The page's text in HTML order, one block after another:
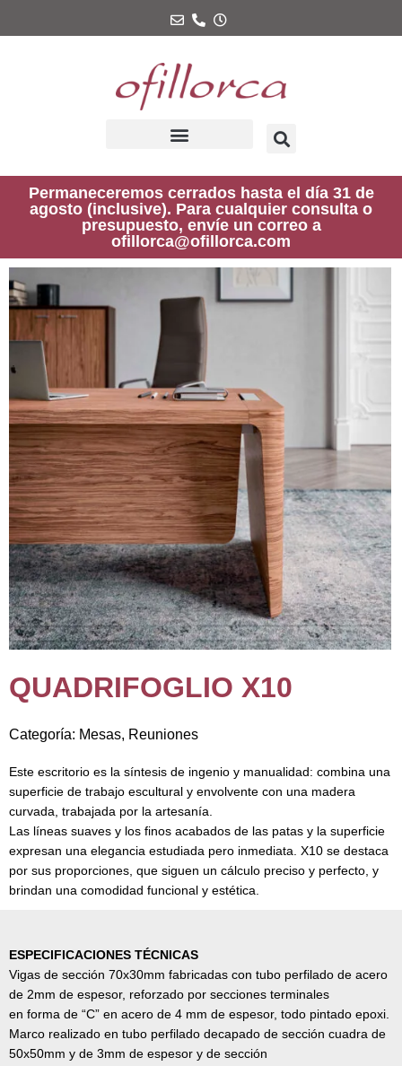
Permaneceremos cerrados hasta el día 31 de
agosto (inclusive). Para cualquier consulta o
presupuesto, envíe un correo a
ofillorca@ofillorca.com
QUADRIFOGLIO X10
Categoría: Mesas, Reuniones
Este escritorio es la síntesis de ingenio y manualidad: combina una
superficie de trabajo escultural y envolvente con una madera
curvada, trabajada por la artesanía.
Las líneas suaves y los finos acabados de las patas y la superficie
expresan una elegancia estudiada pero inmediata. X10 se destaca
por sus proporciones, que siguen un cálculo preciso y perfecto, y
brindan una comodidad funcional y estética.
ESPECIFICACIONES TÉCNICAS
Vigas de sección 70x30mm fabricadas con tubo perfilado de acero
de 2mm de espesor, reforzado por secciones terminales
en forma de “C” en acero de 4 mm de espesor, todo pintado epoxi.
Marco realizado en tubo perfilado decapado de sección cuadra de
50x50mm y de 3mm de espesor y de sección